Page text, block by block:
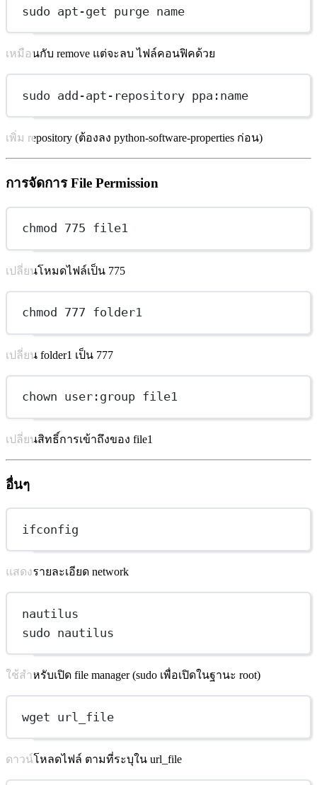
sudo apt-get purge name
เหมือนกับ remove แต่จะลบ ไฟล์คอนฟิคด้วย
sudo add-apt-repository ppa:name
เพิ่ม repository (ต้องลง python-software-properties ก่อน)
การจัดการ File Permission
chmod 775 file1
เปลี่ยนโหมดไฟล์เป็น 775
chmod 777 folder1
เปลี่ยน folder1 เป็น 777
chown user:group file1
เปลี่ยนสิทธิ์การเข้าถึงของ file1
อื่นๆ
ifconfig
แสดงรายละเอียด network
nautilus
sudo nautilus
ใช้สำหรับเปิด file manager (sudo เพื่อเปิดในฐานะ root)
wget url_file
ดาวน์โหลดไฟล์ ตามที่ระบุใน url_file